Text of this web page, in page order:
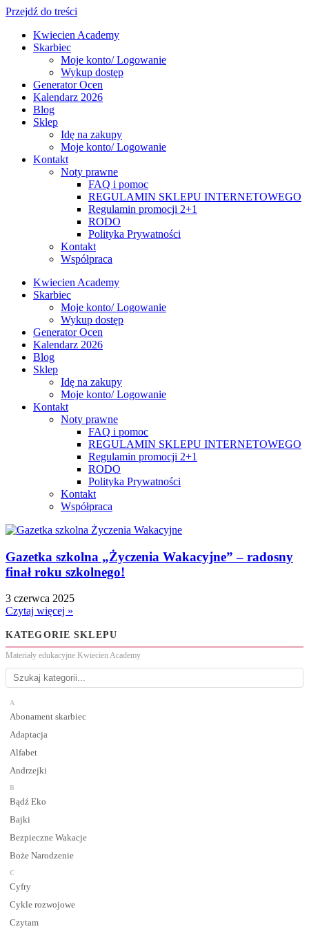
Przejdź do treści
Kwiecien Academy
Skarbiec
Moje konto/ Logowanie
Wykup dostęp
Generator Ocen
Kalendarz 2026
Blog
Sklep
Idę na zakupy
Moje konto/ Logowanie
Kontakt
Noty prawne
FAQ i pomoc
REGULAMIN SKLEPU INTERNETOWEGO
Regulamin promocji 2+1
RODO
Polityka Prywatności
Kontakt
Współpraca
Kwiecien Academy
Skarbiec
Moje konto/ Logowanie
Wykup dostęp
Generator Ocen
Kalendarz 2026
Blog
Sklep
Idę na zakupy
Moje konto/ Logowanie
Kontakt
Noty prawne
FAQ i pomoc
REGULAMIN SKLEPU INTERNETOWEGO
Regulamin promocji 2+1
RODO
Polityka Prywatności
Kontakt
Współpraca
Gazetka szkolna „Życzenia Wakacyjne” – radosny
finał roku szkolnego!
3 czerwca 2025
Czytaj więcej »
KATEGORIE SKLEPU
Materiały edukacyjne Kwiecien Academy
A
Abonament skarbiec
Adaptacja
Alfabet
Andrzejki
B
Bądź Eko
Bajki
Bezpieczne Wakacje
Boże Narodzenie
C
Cyfry
Cykle rozwojowe
Czytam